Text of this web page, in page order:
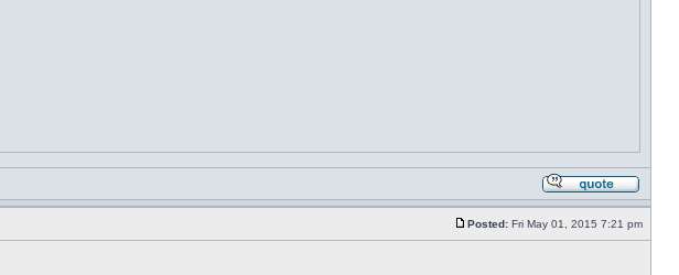
Posted: Fri May 01, 2015 7:21 pm